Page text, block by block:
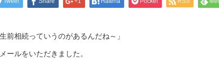
生前相続っていうのがあるんだね～」
ールをいただきました。